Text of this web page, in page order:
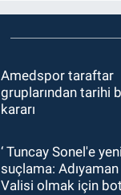
Amedspor taraftar
gruplarından tarihi
kararı
‘ Tuncay Sonel'e yeni
suçlama: Adıyaman
Valisi olmak için bot